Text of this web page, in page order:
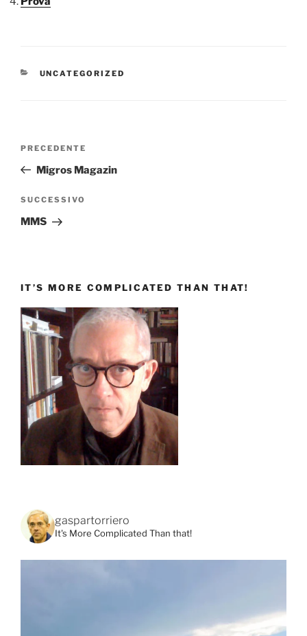
CATEGORIE
UNCATEGORIZED
Articolo
precedente:
PRECEDENTE
Migros Magazin
Articolo
successivo
SUCCESSIVO
MMS
IT’S MORE COMPLICATED THAN THAT!
gaspartorriero
It's More Complicated Than that!